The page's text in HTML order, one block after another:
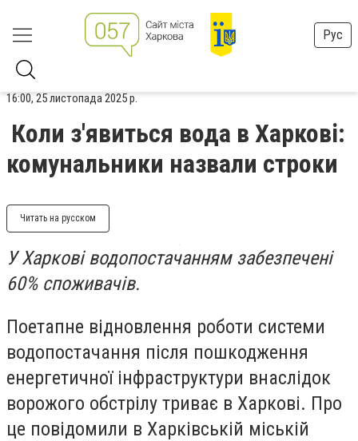
Рус
16:00, 25 листопада 2025 р.
Коли з'явиться вода в Харкові:
комунальники назвали строки
Читать на русском
У Харкові водопостачанням забезпечені
60% споживачів.
Поетапне відновлення роботи системи
водопостачання після пошкодження
енергетичної інфраструктури внаслідок
ворожого обстрілу триває в Харкові. Про
це повідомили в Харківській міській